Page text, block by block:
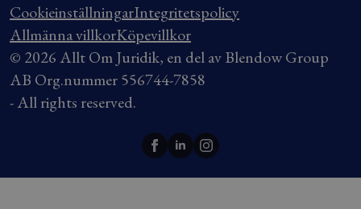
CookieinställningarIntegritetspolicy
Allmänna villkorKöpevillkor
© 2026 Allt Om Juridik, en del av Blendow Group
AB Org.nummer 556744-7858
- All rights reserved.